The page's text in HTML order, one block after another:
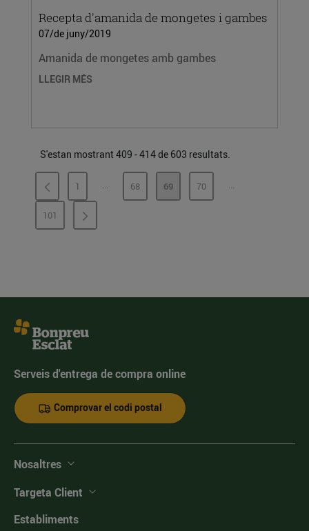
Recepta d'amanida de mongetes i gambes
07/de juny/2019
Amanida de mongetes amb gambes
LLEGIR MÉS
S'estan mostrant 409 - 414 de 603 resultats.
PÀGINA
1 ...PÀGINES INTERMÈDIES
PÀGINA
68 PÀGINA
69 PÀGINA
70 ...PÀGINES
PÀGINA
101
Serveis d'entrega de compra online
Comprovar el codi postal
Nosaltres
Targeta Client
Establiments